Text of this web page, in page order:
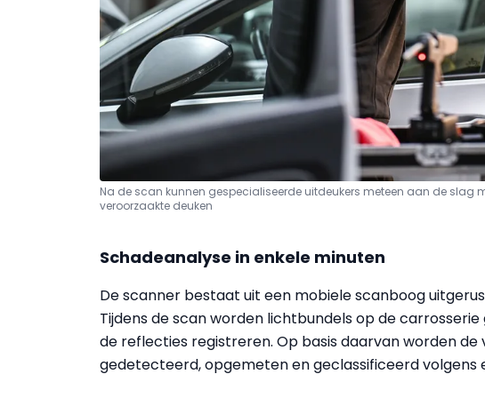
Na de scan kunnen gespecialiseerde uitdeukers meteen aan de slag
veroorzaakte deuken
Schadeanalyse in enkele minuten
De scanner bestaat uit een mobiele scanboog
Tijdens de scan worden lichtbundels op de
de reflecties registreren. Op basis daarvan worden
gedetecteerd, opgemeten en geclassificeerd volgens